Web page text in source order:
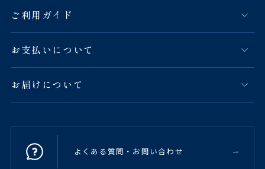
ご利用ガイド
お支払いについて
お届けについて
よくある質問・お問い合わせ